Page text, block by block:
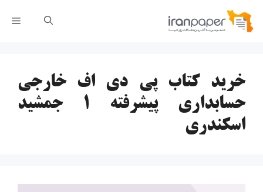
پرش
خرید کتاب پی دی اف خارجی
حسابداری پیشرفته 1 جمشید
اسکندری